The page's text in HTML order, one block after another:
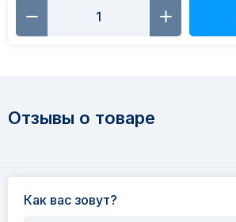
Отзывы о товаре
Как вас зовут?